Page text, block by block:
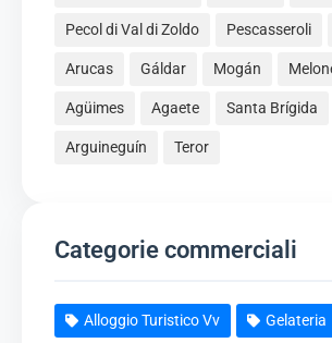
Pecol di Val di Zoldo Pescasseroli
Arucas Gáldar Mogán
Agüimes Agaete Santa Brígida
Arguineguín Teror
Categorie commerciali
Alloggio Turistico Vv Gelateria